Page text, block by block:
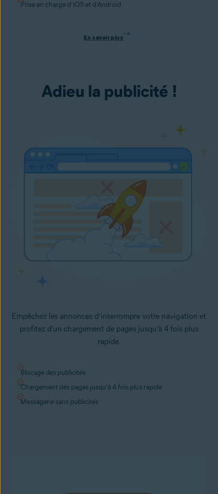
Prise en charge d’iOS et d’Android
En savoir plus
Adieu la publicité !
Empêchez les annonces d’interrompre votre navigation et
profitez d'un chargement de pages jusqu’à 4 fois plus
rapide.
Blocage des publicités
Chargement des pages jusqu’à 4 fois plus rapide
Messagerie sans publicités